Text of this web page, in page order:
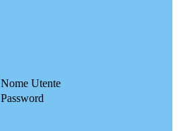
Nome Utente
Password